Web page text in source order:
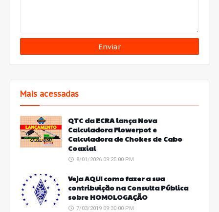
Mais acessadas
QTC da ECRA lança Nova
Calculadora Flowerpot e
Calculadora de Chokes de Cabo
Coaxial
8/01/2026 09:25:00 PM
Veja AQUI como fazer a sua
contribuição na Consulta Pública
sobre HOMOLOGAÇÃO
7/03/2019 09:30:00 PM